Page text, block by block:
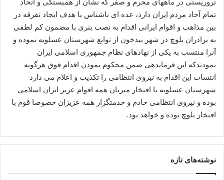
تمام آحاد مردم ایران دارد، عده ای ناشناس با هدف ایجاد تفرقه در
بین مذاهب و اقوام ایرانی اقدام به نصب بنری با مضمون کم لطفی
به برادران بلوچ در شهر بیدخون از توابع شهرستان عسلویه نموده و
آنرا منتسب به یکی از نهادهای نظام جمهوری اسلامی ایران
نمودندکه این فرماندهی ضمن محکوم نمودن اقدام فوق هرگونه
انتساب این اقدام به نیروی انتظامی را تکذیب و اعلام می دارد
شهرستان عسلویه با افتخار میزبان همه اقوام عزیز ایران اسلامی
بوده و نیروی انتظامی خادم و خدمتگزار همه عزیزان خصوصا قوم با
افتخار بلوچ بوده و خواهد بود.
نوشته‌های تازه